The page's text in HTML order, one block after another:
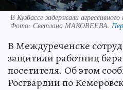
В Кузбассе задержали
Фото: Светлана МАКОВЕЕВА.
В Междуреченске
защитили работниц
посетителя. Об этом
Росгвардии по